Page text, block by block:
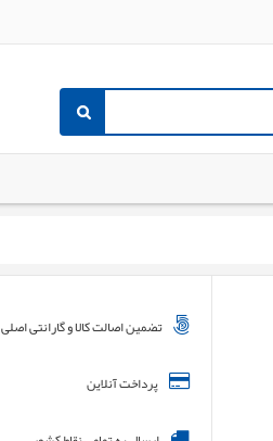
تضمین اصالت کالا و گارانتی اصلی
پرداخت آنلاین